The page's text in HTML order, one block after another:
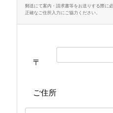
郵送にて案内・請求書等をお送りする際に必
正確なご住所入力にご協力ください。
〒
ご住所